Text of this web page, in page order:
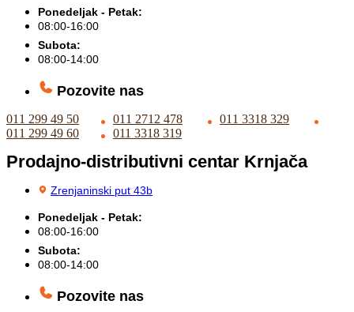
Ponedeljak - Petak:
08:00-16:00
Subota:
08:00-14:00
Pozovite nas
011 299 49 50 011 2712 478
011 3318 329
011 299 49 60
011 3318 319
Prodajno-distributivni centar Krnjača
Zrenjaninski put 43b
Ponedeljak - Petak:
08:00-16:00
Subota:
08:00-14:00
Pozovite nas